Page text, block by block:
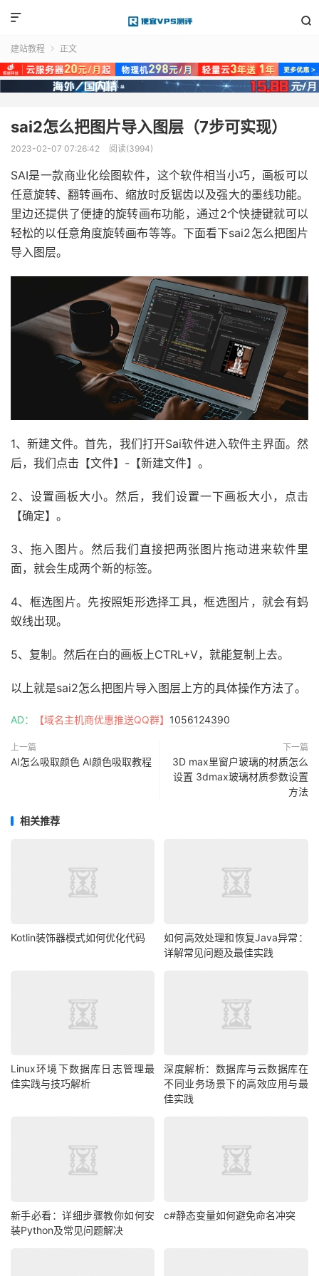


建站教程  正文
sai2怎么把图片导入图层（7步可实现）
2023-02-07 07:26:42 阅读(3994)
SAI是一款商业化绘图软件，这个软件相当小巧，画板可以
任意旋转、翻转画布、缩放时反锯齿以及强大的墨线功能。
里边还提供了便捷的旋转画布功能，通过2个快捷键就可以
轻松的以任意角度旋转画布等等。下面看下sai2怎么把图片
导入图层。
1、新建文件。首先，我们打开Sai软件进入软件主界面。然
后，我们点击【文件】-【新建文件】。
2、设置画板大小。然后，我们设置一下画板大小，点击
【确定】。
3、拖入图片。然后我们直接把两张图片拖动进来软件里
面，就会生成两个新的标签。
4、框选图片。先按照矩形选择工具，框选图片，就会有蚂
蚁线出现。
5、复制。然后在白的画板上CTRL+V，就能复制上去。
以上就是sai2怎么把图片导入图层上方的具体操作方法了。
AD： 【域名主机商优惠推送QQ群】 1056124390
上一篇
AI怎么吸取颜色 AI颜色吸取教程
下一篇
3D max里窗户玻璃的材质怎么
设置 3dmax玻璃材质参数设置
方法
相关推荐
Kotlin装饰器模式如何优化代码
如何高效处理和恢复Java异常：
详解常见问题及最佳实践
Linux环境下数据库日志管理最
佳实践与技巧解析
深度解析：数据库与云数据库在
不同业务场景下的高效应用与最
佳实践
新手必看：详细步骤教你如何安
装Python及常见问题解决
c#静态变量如何避免命名冲突